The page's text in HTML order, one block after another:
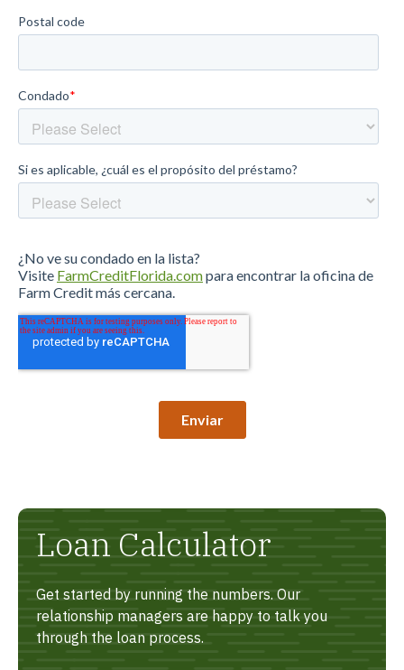
Loan Calculator
Get started by running the numbers. Our
relationship managers are happy to talk you
through the loan process.